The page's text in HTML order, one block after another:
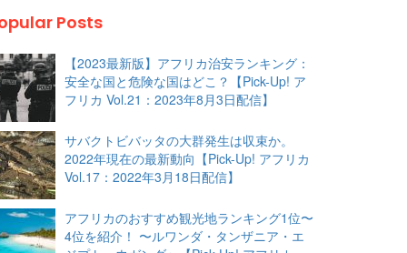
Posts
【2023最新版】アフリカ治安ランキング：
安全な国と危険な国はどこ？【Pick-Up! ア
フリカ Vol.21：2023年8月3日配信】
サバクトビバッタの大群発生は収束か。
2022年現在の最新動向【Pick-Up! アフリカ
Vol.17：2022年3月18日配信】
アフリカのおすすめ観光地ランキング1位〜
4位を紹介！ 〜ルワンダ・タンザニア・エ